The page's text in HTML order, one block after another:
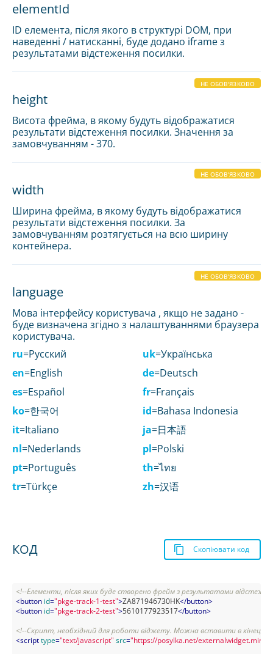
elementId
ID елемента, після якого в структурі DOM, при
наведенні / натисканні, буде додано iframe з
результатами відстеження посилки.
height
Висота фрейма, в якому будуть відображатися
результати відстеження посилки. Значення за
замовчуванням - 370.
НЕ ОБОВ'ЯЗКОВО
width
Ширина фрейма, в якому будуть відображатися
результати відстеження посилки. За
замовчуванням розтягується на всю ширину
контейнера.
НЕ ОБОВ'ЯЗКОВО
language
Мова інтерфейсу користувача , якщо не задано -
буде визначена згідно з налаштуваннями браузера
користувача.
ru=Русский uk=Українська
en=English de=Deutsch
es=Español fr=Français
ko=한국어 id=Bahasa Indonesia
it=Italiano ja=日本語
nl=Nederlands pl=Polski
pt=Português th=ไทย
tr=Türkçe zh=汉语
НЕ ОБОВ'ЯЗКОВО
КОД Скопіювати код
<!--Елементи, після яких буде створено фрейм з результатами
<button id="pkge-track-1-test">ZA871946730HK</button>
<button id="pkge-track-2-test">5610177923517</button>
<!--Скрипт, необхідний для роботи віджету. Можна вставити в кінець
<scripttype="text/javascript" src="https://posylka.net/externalwidget.min.js"